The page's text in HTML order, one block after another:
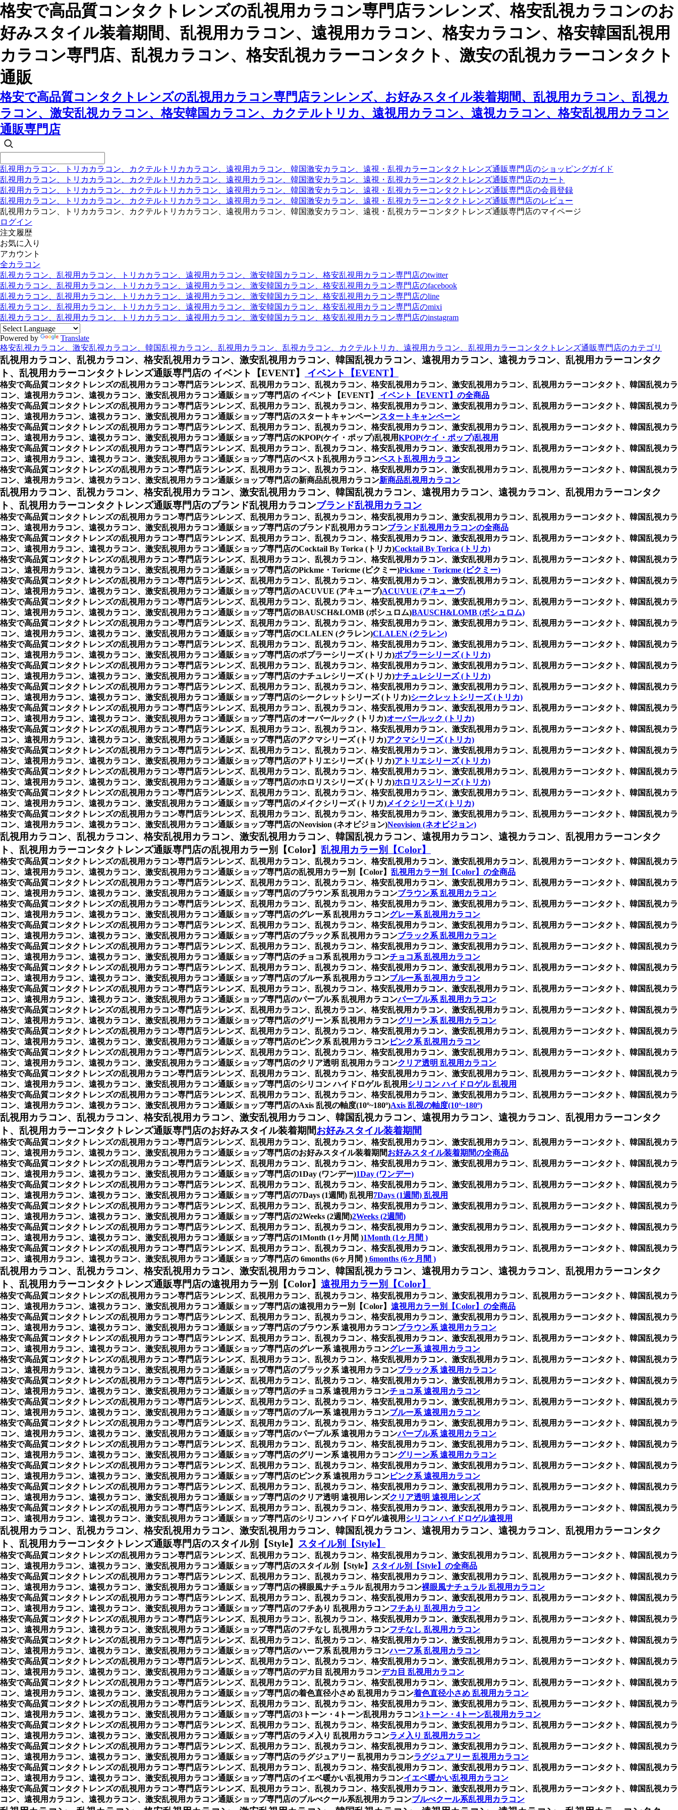
格安で高品質コンタクトレンズの乱視用カラコン専門店ランレンズ、格安乱視カラコンのお
好みスタイル装着期間、乱視用カラコン、遠視用カラコン、格安カラコン、格安韓国乱視用
カラコン専門店、乱視カラコン、格安乱視カラーコンタクト、激安の乱視カラーコンタクト
通販
格安で高品質コンタクトレンズの乱視用カラコン専門店ランレンズ、お好みスタイル装着期間、乱視用カラコン、乱視カ
ラコン、激安乱視カラコン、格安韓国カラコン、カクテルトリカ、遠視用カラコン、遠視カラコン、格安乱視用カラコン
通販専門店
乱視用カラコン、トリカカラコン、カクテルトリカカラコン、遠視用カラコン、韓国激安カラコン、遠視・乱視カラーコンタクトレンズ通販専門店のショッピングガイド
乱視用カラコン、トリカカラコン、カクテルトリカカラコン、遠視用カラコン、韓国激安カラコン、遠視・乱視カラーコンタクトレンズ通販専門店のカート
乱視用カラコン、トリカカラコン、カクテルトリカカラコン、遠視用カラコン、韓国激安カラコン、遠視・乱視カラーコンタクトレンズ通販専門店の会員登録
乱視用カラコン、トリカカラコン、カクテルトリカカラコン、遠視用カラコン、韓国激安カラコン、遠視・乱視カラーコンタクトレンズ通販専門店のレビュー
乱視用カラコン、トリカカラコン、カクテルトリカカラコン、遠視用カラコン、韓国激安カラコン、遠視・乱視カラーコンタクトレンズ通販専門店のマイページ
ログイン
注文履歴
お気に入り
アカウント
全カラコン
乱視カラコン、乱視用カラコン、トリカカラコン、遠視用カラコン、激安韓国カラコン、格安乱視用カラコン専門店のtwitter
乱視カラコン、乱視用カラコン、トリカカラコン、遠視用カラコン、激安韓国カラコン、格安乱視用カラコン専門店のfacebook
乱視カラコン、乱視用カラコン、トリカカラコン、遠視用カラコン、激安韓国カラコン、格安乱視用カラコン専門店のline
乱視カラコン、乱視用カラコン、トリカカラコン、遠視用カラコン、激安韓国カラコン、格安乱視用カラコン専門店のmixi
乱視カラコン、乱視用カラコン、トリカカラコン、遠視用カラコン、激安韓国カラコン、格安乱視用カラコン専門店のinstagram
Powered by
Translate
格安乱視カラコン、激安乱視カラコン、韓国乱視カラコン、乱視用カラコン、乱視カラコン、カクテルトリカ、遠視用カラコン、乱視用カラーコンタクトレンズ通販専門店のカテゴリ
乱視用カラコン、乱視カラコン、格安乱視用カラコン、激安乱視用カラコン、韓国乱視カラコン、遠視用カラコン、遠視カラコン、乱視用カラーコンタク
ト、乱視用カラーコンタクトレンズ通販専門店の イベント【EVENT】
イベント【EVENT】
格安で高品質コンタクトレンズの乱視用カラコン専門店ランレンズ、乱視用カラコン、乱視カラコン、格安乱視用カラコン、激安乱視用カラコン、乱視用カラーコンタクト、韓国乱視カラ
コン、遠視用カラコン、遠視カラコン、激安乱視用カラコン通販ショップ専門店の イベント【EVENT】
イベント【EVENT】の全商品
格安で高品質コンタクトレンズの乱視用カラコン専門店ランレンズ、乱視用カラコン、乱視カラコン、格安乱視用カラコン、激安乱視用カラコン、乱視用カラーコンタクト、韓国乱視カラ
コン、遠視用カラコン、遠視カラコン、激安乱視用カラコン通販ショップ専門店のスタートキャンペーンスタートキャンペーン
格安で高品質コンタクトレンズの乱視用カラコン専門店ランレンズ、乱視用カラコン、乱視カラコン、格安乱視用カラコン、激安乱視用カラコン、乱視用カラーコンタクト、韓国乱視カラ
コン、遠視用カラコン、遠視カラコン、激安乱視用カラコン通販ショップ専門店のKPOP(ケイ・ポップ)乱視用KPOP(ケイ・ポップ)乱視用
格安で高品質コンタクトレンズの乱視用カラコン専門店ランレンズ、乱視用カラコン、乱視カラコン、格安乱視用カラコン、激安乱視用カラコン、乱視用カラーコンタクト、韓国乱視カラ
コン、遠視用カラコン、遠視カラコン、激安乱視用カラコン通販ショップ専門店のベスト乱視用カラコンベスト乱視用カラコン
格安で高品質コンタクトレンズの乱視用カラコン専門店ランレンズ、乱視用カラコン、乱視カラコン、格安乱視用カラコン、激安乱視用カラコン、乱視用カラーコンタクト、韓国乱視カラ
コン、遠視用カラコン、遠視カラコン、激安乱視用カラコン通販ショップ専門店の新商品乱視用カラコン新商品乱視用カラコン
乱視用カラコン、乱視カラコン、格安乱視用カラコン、激安乱視用カラコン、韓国乱視カラコン、遠視用カラコン、遠視カラコン、乱視用カラーコンタク
ト、乱視用カラーコンタクトレンズ通販専門店のブランド乱視用カラコンブランド乱視用カラコン
格安で高品質コンタクトレンズの乱視用カラコン専門店ランレンズ、乱視用カラコン、乱視カラコン、格安乱視用カラコン、激安乱視用カラコン、乱視用カラーコンタクト、韓国乱視カラ
コン、遠視用カラコン、遠視カラコン、激安乱視用カラコン通販ショップ専門店のブランド乱視用カラコンブランド乱視用カラコンの全商品
格安で高品質コンタクトレンズの乱視用カラコン専門店ランレンズ、乱視用カラコン、乱視カラコン、格安乱視用カラコン、激安乱視用カラコン、乱視用カラーコンタクト、韓国乱視カラ
コン、遠視用カラコン、遠視カラコン、激安乱視用カラコン通販ショップ専門店のCocktail By Torica (トリカ)Cocktail By Torica (トリカ)
格安で高品質コンタクトレンズの乱視用カラコン専門店ランレンズ、乱視用カラコン、乱視カラコン、格安乱視用カラコン、激安乱視用カラコン、乱視用カラーコンタクト、韓国乱視カラ
コン、遠視用カラコン、遠視カラコン、激安乱視用カラコン通販ショップ専門店のPickme・Toricme (ピクミー)Pickme・Toricme (ピクミー)
格安で高品質コンタクトレンズの乱視用カラコン専門店ランレンズ、乱視用カラコン、乱視カラコン、格安乱視用カラコン、激安乱視用カラコン、乱視用カラーコンタクト、韓国乱視カラ
コン、遠視用カラコン、遠視カラコン、激安乱視用カラコン通販ショップ専門店のACUVUE (アキューブ)ACUVUE (アキューブ)
格安で高品質コンタクトレンズの乱視用カラコン専門店ランレンズ、乱視用カラコン、乱視カラコン、格安乱視用カラコン、激安乱視用カラコン、乱視用カラーコンタクト、韓国乱視カラ
コン、遠視用カラコン、遠視カラコン、激安乱視用カラコン通販ショップ専門店のBAUSCH&LOMB (ボシュロム)BAUSCH&LOMB (ボシュロム)
格安で高品質コンタクトレンズの乱視用カラコン専門店ランレンズ、乱視用カラコン、乱視カラコン、格安乱視用カラコン、激安乱視用カラコン、乱視用カラーコンタクト、韓国乱視カラ
コン、遠視用カラコン、遠視カラコン、激安乱視用カラコン通販ショップ専門店のCLALEN (クラレン)CLALEN (クラレン)
格安で高品質コンタクトレンズの乱視用カラコン専門店ランレンズ、乱視用カラコン、乱視カラコン、格安乱視用カラコン、激安乱視用カラコン、乱視用カラーコンタクト、韓国乱視カラ
コン、遠視用カラコン、遠視カラコン、激安乱視用カラコン通販ショップ専門店のポプラーシリーズ (トリカ)ポプラーシリーズ (トリカ)
格安で高品質コンタクトレンズの乱視用カラコン専門店ランレンズ、乱視用カラコン、乱視カラコン、格安乱視用カラコン、激安乱視用カラコン、乱視用カラーコンタクト、韓国乱視カラ
コン、遠視用カラコン、遠視カラコン、激安乱視用カラコン通販ショップ専門店のナチュレシリーズ (トリカ)ナチュレシリーズ (トリカ)
格安で高品質コンタクトレンズの乱視用カラコン専門店ランレンズ、乱視用カラコン、乱視カラコン、格安乱視用カラコン、激安乱視用カラコン、乱視用カラーコンタクト、韓国乱視カラ
コン、遠視用カラコン、遠視カラコン、激安乱視用カラコン通販ショップ専門店のシークレットシリーズ (トリカ)シークレットシリーズ (トリカ)
格安で高品質コンタクトレンズの乱視用カラコン専門店ランレンズ、乱視用カラコン、乱視カラコン、格安乱視用カラコン、激安乱視用カラコン、乱視用カラーコンタクト、韓国乱視カラ
コン、遠視用カラコン、遠視カラコン、激安乱視用カラコン通販ショップ専門店のオーバールック (トリカ)オーバールック (トリカ)
格安で高品質コンタクトレンズの乱視用カラコン専門店ランレンズ、乱視用カラコン、乱視カラコン、格安乱視用カラコン、激安乱視用カラコン、乱視用カラーコンタクト、韓国乱視カラ
コン、遠視用カラコン、遠視カラコン、激安乱視用カラコン通販ショップ専門店のアクマシリーズ (トリカ)アクマシリーズ (トリカ)
格安で高品質コンタクトレンズの乱視用カラコン専門店ランレンズ、乱視用カラコン、乱視カラコン、格安乱視用カラコン、激安乱視用カラコン、乱視用カラーコンタクト、韓国乱視カラ
コン、遠視用カラコン、遠視カラコン、激安乱視用カラコン通販ショップ専門店のアトリエシリーズ (トリカ)アトリエシリーズ (トリカ)
格安で高品質コンタクトレンズの乱視用カラコン専門店ランレンズ、乱視用カラコン、乱視カラコン、格安乱視用カラコン、激安乱視用カラコン、乱視用カラーコンタクト、韓国乱視カラ
コン、遠視用カラコン、遠視カラコン、激安乱視用カラコン通販ショップ専門店のホロリスシリーズ (トリカ)ホロリスシリーズ (トリカ)
格安で高品質コンタクトレンズの乱視用カラコン専門店ランレンズ、乱視用カラコン、乱視カラコン、格安乱視用カラコン、激安乱視用カラコン、乱視用カラーコンタクト、韓国乱視カラ
コン、遠視用カラコン、遠視カラコン、激安乱視用カラコン通販ショップ専門店のメイクシリーズ (トリカ)メイクシリーズ (トリカ)
格安で高品質コンタクトレンズの乱視用カラコン専門店ランレンズ、乱視用カラコン、乱視カラコン、格安乱視用カラコン、激安乱視用カラコン、乱視用カラーコンタクト、韓国乱視カラ
コン、遠視用カラコン、遠視カラコン、激安乱視用カラコン通販ショップ専門店のNeovision (ネオビジョン)Neovision (ネオビジョン)
乱視用カラコン、乱視カラコン、格安乱視用カラコン、激安乱視用カラコン、韓国乱視カラコン、遠視用カラコン、遠視カラコン、乱視用カラーコンタク
ト、乱視用カラーコンタクトレンズ通販専門店の乱視用カラー別【Color】 乱視用カラー別【Color】
格安で高品質コンタクトレンズの乱視用カラコン専門店ランレンズ、乱視用カラコン、乱視カラコン、格安乱視用カラコン、激安乱視用カラコン、乱視用カラーコンタクト、韓国乱視カラ
コン、遠視用カラコン、遠視カラコン、激安乱視用カラコン通販ショップ専門店の乱視用カラー別【Color】 乱視用カラー別【Color】の全商品
格安で高品質コンタクトレンズの乱視用カラコン専門店ランレンズ、乱視用カラコン、乱視カラコン、格安乱視用カラコン、激安乱視用カラコン、乱視用カラーコンタクト、韓国乱視カラ
コン、遠視用カラコン、遠視カラコン、激安乱視用カラコン通販ショップ専門店のブラウン系 乱視用カラコンブラウン系 乱視用カラコン
格安で高品質コンタクトレンズの乱視用カラコン専門店ランレンズ、乱視用カラコン、乱視カラコン、格安乱視用カラコン、激安乱視用カラコン、乱視用カラーコンタクト、韓国乱視カラ
コン、遠視用カラコン、遠視カラコン、激安乱視用カラコン通販ショップ専門店のグレー系 乱視用カラコングレー系 乱視用カラコン
格安で高品質コンタクトレンズの乱視用カラコン専門店ランレンズ、乱視用カラコン、乱視カラコン、格安乱視用カラコン、激安乱視用カラコン、乱視用カラーコンタクト、韓国乱視カラ
コン、遠視用カラコン、遠視カラコン、激安乱視用カラコン通販ショップ専門店のブラック系 乱視用カラコンブラック系 乱視用カラコン
格安で高品質コンタクトレンズの乱視用カラコン専門店ランレンズ、乱視用カラコン、乱視カラコン、格安乱視用カラコン、激安乱視用カラコン、乱視用カラーコンタクト、韓国乱視カラ
コン、遠視用カラコン、遠視カラコン、激安乱視用カラコン通販ショップ専門店のチョコ系 乱視用カラコンチョコ系 乱視用カラコン
格安で高品質コンタクトレンズの乱視用カラコン専門店ランレンズ、乱視用カラコン、乱視カラコン、格安乱視用カラコン、激安乱視用カラコン、乱視用カラーコンタクト、韓国乱視カラ
コン、遠視用カラコン、遠視カラコン、激安乱視用カラコン通販ショップ専門店のブルー系 乱視用カラコンブルー系 乱視用カラコン
格安で高品質コンタクトレンズの乱視用カラコン専門店ランレンズ、乱視用カラコン、乱視カラコン、格安乱視用カラコン、激安乱視用カラコン、乱視用カラーコンタクト、韓国乱視カラ
コン、遠視用カラコン、遠視カラコン、激安乱視用カラコン通販ショップ専門店のパープル系 乱視用カラコンパープル系 乱視用カラコン
格安で高品質コンタクトレンズの乱視用カラコン専門店ランレンズ、乱視用カラコン、乱視カラコン、格安乱視用カラコン、激安乱視用カラコン、乱視用カラーコンタクト、韓国乱視カラ
コン、遠視用カラコン、遠視カラコン、激安乱視用カラコン通販ショップ専門店のグリーン系 乱視用カラコングリーン系 乱視用カラコン
格安で高品質コンタクトレンズの乱視用カラコン専門店ランレンズ、乱視用カラコン、乱視カラコン、格安乱視用カラコン、激安乱視用カラコン、乱視用カラーコンタクト、韓国乱視カラ
コン、遠視用カラコン、遠視カラコン、激安乱視用カラコン通販ショップ専門店のピンク系 乱視用カラコンピンク系 乱視用カラコン
格安で高品質コンタクトレンズの乱視用カラコン専門店ランレンズ、乱視用カラコン、乱視カラコン、格安乱視用カラコン、激安乱視用カラコン、乱視用カラーコンタクト、韓国乱視カラ
コン、遠視用カラコン、遠視カラコン、激安乱視用カラコン通販ショップ専門店のクリア透明 乱視用カラコンクリア透明 乱視用カラコン
格安で高品質コンタクトレンズの乱視用カラコン専門店ランレンズ、乱視用カラコン、乱視カラコン、格安乱視用カラコン、激安乱視用カラコン、乱視用カラーコンタクト、韓国乱視カラ
コン、遠視用カラコン、遠視カラコン、激安乱視用カラコン通販ショップ専門店のシリコン ハイドロゲル 乱視用 シリコン ハイドロゲル 乱視用
格安で高品質コンタクトレンズの乱視用カラコン専門店ランレンズ、乱視用カラコン、乱視カラコン、格安乱視用カラコン、激安乱視用カラコン、乱視用カラーコンタクト、韓国乱視カラ
コン、遠視用カラコン、遠視カラコン、激安乱視用カラコン通販ショップ専門店のAxis 乱視の軸度(10º~180º)Axis 乱視の軸度(10º~180º)
乱視用カラコン、乱視カラコン、格安乱視用カラコン、激安乱視用カラコン、韓国乱視カラコン、遠視用カラコン、遠視カラコン、乱視用カラーコンタク
ト、乱視用カラーコンタクトレンズ通販専門店のお好みスタイル装着期間お好みスタイル装着期間
格安で高品質コンタクトレンズの乱視用カラコン専門店ランレンズ、乱視用カラコン、乱視カラコン、格安乱視用カラコン、激安乱視用カラコン、乱視用カラーコンタクト、韓国乱視カラ
コン、遠視用カラコン、遠視カラコン、激安乱視用カラコン通販ショップ専門店のお好みスタイル装着期間お好みスタイル装着期間の全商品
格安で高品質コンタクトレンズの乱視用カラコン専門店ランレンズ、乱視用カラコン、乱視カラコン、格安乱視用カラコン、激安乱視用カラコン、乱視用カラーコンタクト、韓国乱視カラ
コン、遠視用カラコン、遠視カラコン、激安乱視用カラコン通販ショップ専門店の1Day (ワンデー)1Day (ワンデー)
格安で高品質コンタクトレンズの乱視用カラコン専門店ランレンズ、乱視用カラコン、乱視カラコン、格安乱視用カラコン、激安乱視用カラコン、乱視用カラーコンタクト、韓国乱視カラ
コン、遠視用カラコン、遠視カラコン、激安乱視用カラコン通販ショップ専門店の7Days (1週間) 乱視用 7Days (1週間) 乱視用
格安で高品質コンタクトレンズの乱視用カラコン専門店ランレンズ、乱視用カラコン、乱視カラコン、格安乱視用カラコン、激安乱視用カラコン、乱視用カラーコンタクト、韓国乱視カラ
コン、遠視用カラコン、遠視カラコン、激安乱視用カラコン通販ショップ専門店の2Weeks (2週間)2Weeks (2週間)
格安で高品質コンタクトレンズの乱視用カラコン専門店ランレンズ、乱視用カラコン、乱視カラコン、格安乱視用カラコン、激安乱視用カラコン、乱視用カラーコンタクト、韓国乱視カラ
コン、遠視用カラコン、遠視カラコン、激安乱視用カラコン通販ショップ専門店の1Month (1ヶ月間 )1Month (1ヶ月間 )
格安で高品質コンタクトレンズの乱視用カラコン専門店ランレンズ、乱視用カラコン、乱視カラコン、格安乱視用カラコン、激安乱視用カラコン、乱視用カラーコンタクト、韓国乱視カラ
コン、遠視用カラコン、遠視カラコン、激安乱視用カラコン通販ショップ専門店の 6months (6ヶ月間 ) 6months (6ヶ月間 )
乱視用カラコン、乱視カラコン、格安乱視用カラコン、激安乱視用カラコン、韓国乱視カラコン、遠視用カラコン、遠視カラコン、乱視用カラーコンタク
ト、乱視用カラーコンタクトレンズ通販専門店の遠視用カラー別【Color】 遠視用カラー別【Color】
格安で高品質コンタクトレンズの乱視用カラコン専門店ランレンズ、乱視用カラコン、乱視カラコン、格安乱視用カラコン、激安乱視用カラコン、乱視用カラーコンタクト、韓国乱視カラ
コン、遠視用カラコン、遠視カラコン、激安乱視用カラコン通販ショップ専門店の遠視用カラー別【Color】 遠視用カラー別【Color】の全商品
格安で高品質コンタクトレンズの乱視用カラコン専門店ランレンズ、乱視用カラコン、乱視カラコン、格安乱視用カラコン、激安乱視用カラコン、乱視用カラーコンタクト、韓国乱視カラ
コン、遠視用カラコン、遠視カラコン、激安乱視用カラコン通販ショップ専門店のブラウン系 遠視用カラコンブラウン系 遠視用カラコン
格安で高品質コンタクトレンズの乱視用カラコン専門店ランレンズ、乱視用カラコン、乱視カラコン、格安乱視用カラコン、激安乱視用カラコン、乱視用カラーコンタクト、韓国乱視カラ
コン、遠視用カラコン、遠視カラコン、激安乱視用カラコン通販ショップ専門店のグレー系 遠視用カラコングレー系 遠視用カラコン
格安で高品質コンタクトレンズの乱視用カラコン専門店ランレンズ、乱視用カラコン、乱視カラコン、格安乱視用カラコン、激安乱視用カラコン、乱視用カラーコンタクト、韓国乱視カラ
コン、遠視用カラコン、遠視カラコン、激安乱視用カラコン通販ショップ専門店のブラック系 遠視用カラコンブラック系 遠視用カラコン
格安で高品質コンタクトレンズの乱視用カラコン専門店ランレンズ、乱視用カラコン、乱視カラコン、格安乱視用カラコン、激安乱視用カラコン、乱視用カラーコンタクト、韓国乱視カラ
コン、遠視用カラコン、遠視カラコン、激安乱視用カラコン通販ショップ専門店のチョコ系 遠視用カラコンチョコ系 遠視用カラコン
格安で高品質コンタクトレンズの乱視用カラコン専門店ランレンズ、乱視用カラコン、乱視カラコン、格安乱視用カラコン、激安乱視用カラコン、乱視用カラーコンタクト、韓国乱視カラ
コン、遠視用カラコン、遠視カラコン、激安乱視用カラコン通販ショップ専門店のブルー系 遠視用カラコンブルー系 遠視用カラコン
格安で高品質コンタクトレンズの乱視用カラコン専門店ランレンズ、乱視用カラコン、乱視カラコン、格安乱視用カラコン、激安乱視用カラコン、乱視用カラーコンタクト、韓国乱視カラ
コン、遠視用カラコン、遠視カラコン、激安乱視用カラコン通販ショップ専門店のパープル系 遠視用カラコンパープル系 遠視用カラコン
格安で高品質コンタクトレンズの乱視用カラコン専門店ランレンズ、乱視用カラコン、乱視カラコン、格安乱視用カラコン、激安乱視用カラコン、乱視用カラーコンタクト、韓国乱視カラ
コン、遠視用カラコン、遠視カラコン、激安乱視用カラコン通販ショップ専門店のグリーン系 遠視用カラコングリーン系 遠視用カラコン
格安で高品質コンタクトレンズの乱視用カラコン専門店ランレンズ、乱視用カラコン、乱視カラコン、格安乱視用カラコン、激安乱視用カラコン、乱視用カラーコンタクト、韓国乱視カラ
コン、遠視用カラコン、遠視カラコン、激安乱視用カラコン通販ショップ専門店のピンク系 遠視用カラコンピンク系 遠視用カラコン
格安で高品質コンタクトレンズの乱視用カラコン専門店ランレンズ、乱視用カラコン、乱視カラコン、格安乱視用カラコン、激安乱視用カラコン、乱視用カラーコンタクト、韓国乱視カラ
コン、遠視用カラコン、遠視カラコン、激安乱視用カラコン通販ショップ専門店のクリア透明 遠視用レンズクリア透明 遠視用レンズ
格安で高品質コンタクトレンズの乱視用カラコン専門店ランレンズ、乱視用カラコン、乱視カラコン、格安乱視用カラコン、激安乱視用カラコン、乱視用カラーコンタクト、韓国乱視カラ
コン、遠視用カラコン、遠視カラコン、激安乱視用カラコン通販ショップ専門店のシリコン ハイドロゲル遠視用 シリコン ハイドロゲル遠視用
乱視用カラコン、乱視カラコン、格安乱視用カラコン、激安乱視用カラコン、韓国乱視カラコン、遠視用カラコン、遠視カラコン、乱視用カラーコンタク
ト、乱視用カラーコンタクトレンズ通販専門店のスタイル別【Style】 スタイル別【Style】
格安で高品質コンタクトレンズの乱視用カラコン専門店ランレンズ、乱視用カラコン、乱視カラコン、格安乱視用カラコン、激安乱視用カラコン、乱視用カラーコンタクト、韓国乱視カラ
コン、遠視用カラコン、遠視カラコン、激安乱視用カラコン通販ショップ専門店のスタイル別【Style】
スタイル別【Style】の全商品
格安で高品質コンタクトレンズの乱視用カラコン専門店ランレンズ、乱視用カラコン、乱視カラコン、格安乱視用カラコン、激安乱視用カラコン、乱視用カラーコンタクト、韓国乱視カラ
コン、遠視用カラコン、遠視カラコン、激安乱視用カラコン通販ショップ専門店の裸眼風ナチュラル 乱視用カラコン裸眼風ナチュラル 乱視用カラコン
格安で高品質コンタクトレンズの乱視用カラコン専門店ランレンズ、乱視用カラコン、乱視カラコン、格安乱視用カラコン、激安乱視用カラコン、乱視用カラーコンタクト、韓国乱視カラ
コン、遠視用カラコン、遠視カラコン、激安乱視用カラコン通販ショップ専門店のフチあり 乱視用カラコンフチあり 乱視用カラコン
格安で高品質コンタクトレンズの乱視用カラコン専門店ランレンズ、乱視用カラコン、乱視カラコン、格安乱視用カラコン、激安乱視用カラコン、乱視用カラーコンタクト、韓国乱視カラ
コン、遠視用カラコン、遠視カラコン、激安乱視用カラコン通販ショップ専門店のフチなし 乱視用カラコンフチなし 乱視用カラコン
格安で高品質コンタクトレンズの乱視用カラコン専門店ランレンズ、乱視用カラコン、乱視カラコン、格安乱視用カラコン、激安乱視用カラコン、乱視用カラーコンタクト、韓国乱視カラ
コン、遠視用カラコン、遠視カラコン、激安乱視用カラコン通販ショップ専門店のハーフ系 乱視用カラコンハーフ系 乱視用カラコン
格安で高品質コンタクトレンズの乱視用カラコン専門店ランレンズ、乱視用カラコン、乱視カラコン、格安乱視用カラコン、激安乱視用カラコン、乱視用カラーコンタクト、韓国乱視カラ
コン、遠視用カラコン、遠視カラコン、激安乱視用カラコン通販ショップ専門店のデカ目 乱視用カラコンデカ目 乱視用カラコン
格安で高品質コンタクトレンズの乱視用カラコン専門店ランレンズ、乱視用カラコン、乱視カラコン、格安乱視用カラコン、激安乱視用カラコン、乱視用カラーコンタクト、韓国乱視カラ
コン、遠視用カラコン、遠視カラコン、激安乱視用カラコン通販ショップ専門店の着色直径小さめ 乱視用カラコン着色直径小さめ 乱視用カラコン
格安で高品質コンタクトレンズの乱視用カラコン専門店ランレンズ、乱視用カラコン、乱視カラコン、格安乱視用カラコン、激安乱視用カラコン、乱視用カラーコンタクト、韓国乱視カラ
コン、遠視用カラコン、遠視カラコン、激安乱視用カラコン通販ショップ専門店の3トーン・4トーン乱視用カラコン3トーン・4トーン乱視用カラコン
格安で高品質コンタクトレンズの乱視用カラコン専門店ランレンズ、乱視用カラコン、乱視カラコン、格安乱視用カラコン、激安乱視用カラコン、乱視用カラーコンタクト、韓国乱視カラ
コン、遠視用カラコン、遠視カラコン、激安乱視用カラコン通販ショップ専門店のラメ入り 乱視用カラコンラメ入り 乱視用カラコン
格安で高品質コンタクトレンズの乱視用カラコン専門店ランレンズ、乱視用カラコン、乱視カラコン、格安乱視用カラコン、激安乱視用カラコン、乱視用カラーコンタクト、韓国乱視カラ
コン、遠視用カラコン、遠視カラコン、激安乱視用カラコン通販ショップ専門店のラグジュアリー 乱視用カラコンラグジュアリー 乱視用カラコン
格安で高品質コンタクトレンズの乱視用カラコン専門店ランレンズ、乱視用カラコン、乱視カラコン、格安乱視用カラコン、激安乱視用カラコン、乱視用カラーコンタクト、韓国乱視カラ
コン、遠視用カラコン、遠視カラコン、激安乱視用カラコン通販ショップ専門店のイエベ暖かい乱視用カラコンイエベ暖かい乱視用カラコン
格安で高品質コンタクトレンズの乱視用カラコン専門店ランレンズ、乱視用カラコン、乱視カラコン、格安乱視用カラコン、激安乱視用カラコン、乱視用カラーコンタクト、韓国乱視カラ
コン、遠視用カラコン、遠視カラコン、激安乱視用カラコン通販ショップ専門店のブルべクール系乱視用カラコンブルべクール系乱視用カラコン